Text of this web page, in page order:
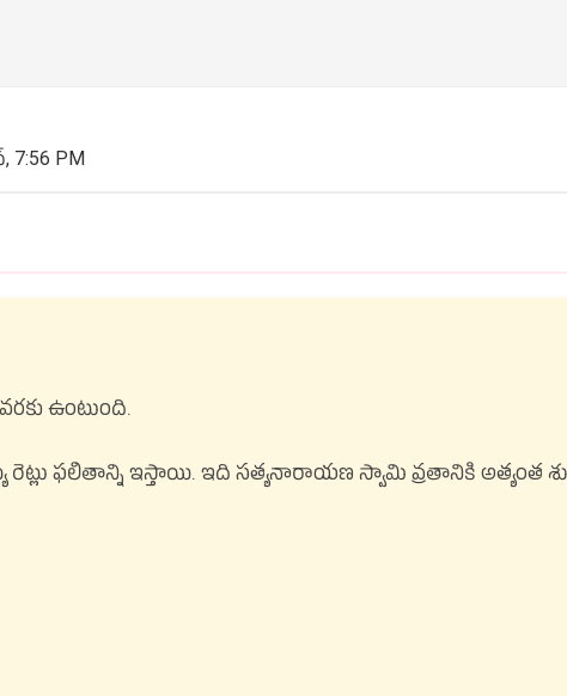
7:56 PM
వరకు ఉంటుంది.
ఫలితాన్ని ఇస్తాయి. ఇది సత్యనారాయణ స్వామి వ్రతానికి అత్యంత